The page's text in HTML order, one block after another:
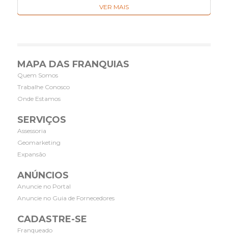
VER MAIS
MAPA DAS FRANQUIAS
Quem Somos
Trabalhe Conosco
Onde Estamos
SERVIÇOS
Assessoria
Geomarketing
Expansão
ANÚNCIOS
Anuncie no Portal
Anuncie no Guia de Fornecedores
CADASTRE-SE
Franqueado